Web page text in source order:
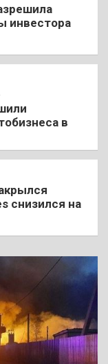
инвестора
в
снизился на